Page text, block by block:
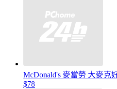
McDonald's 麥當勞 大麥克
$78